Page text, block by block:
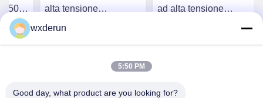
50
alta tensione
personalizzata per
ad alta tensione
wxderun
5:50 PM
Good day, what product are you looking for?